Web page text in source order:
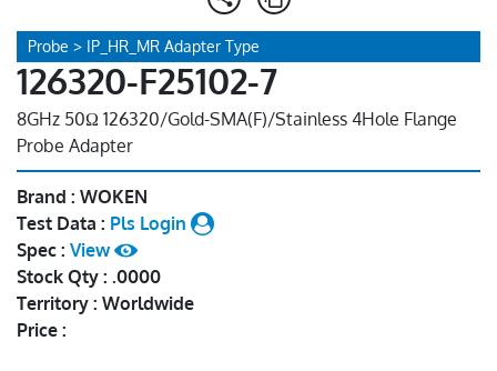
Probe > IP_HR_MR Adapter Type
126320-F25102-7
8GHz 50Ω 126320/Gold-SMA(F)/Stainless 4Hole Flange
Probe Adapter
Brand : WOKEN
Test Data : Pls Login
Spec : View
Stock Qty : .0000
Territory : Worldwide
Price :